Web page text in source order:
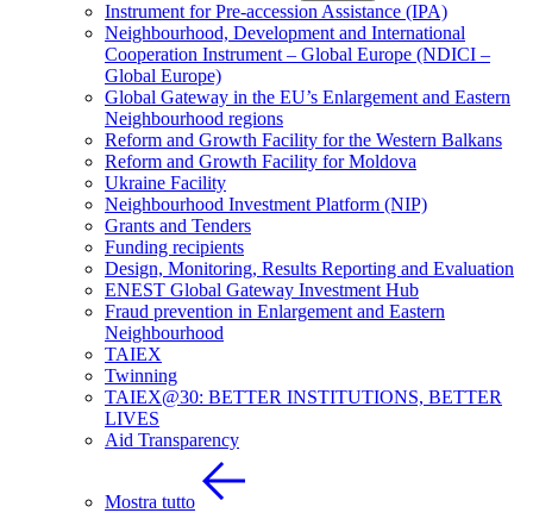
Instrument for Pre-accession Assistance (IPA)
Neighbourhood, Development and International
Cooperation Instrument – Global Europe (NDICI –
Global Europe)
Global Gateway in the EU’s Enlargement and Eastern
Neighbourhood regions
Reform and Growth Facility for the Western Balkans
Reform and Growth Facility for Moldova
Ukraine Facility
Neighbourhood Investment Platform (NIP)
Grants and Tenders
Funding recipients
Design, Monitoring, Results Reporting and Evaluation
ENEST Global Gateway Investment Hub
Fraud prevention in Enlargement and Eastern
Neighbourhood
TAIEX
Twinning
TAIEX@30: BETTER INSTITUTIONS, BETTER
LIVES
Aid Transparency
Mostra tutto